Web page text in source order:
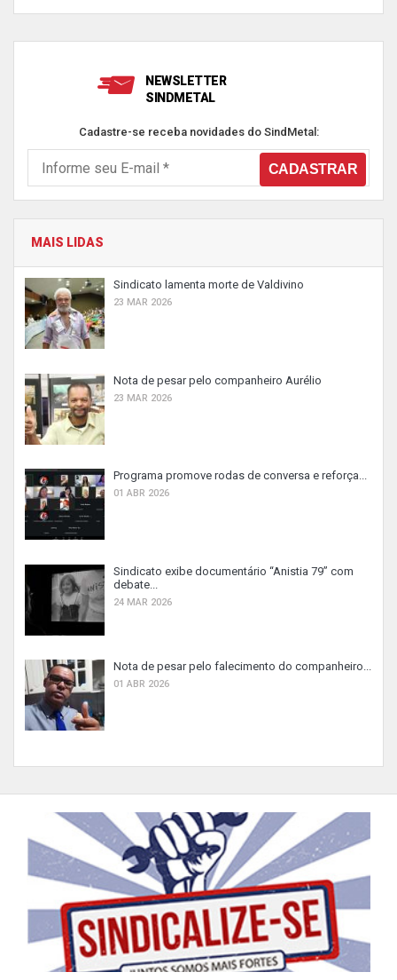
NEWSLETTER
SINDMETAL
Cadastre-se receba novidades do SindMetal:
MAIS LIDAS
Sindicato lamenta morte de Valdivino
23 MAR 2026
Nota de pesar pelo companheiro Aurélio
23 MAR 2026
Programa promove rodas de conversa e reforça...
01 ABR 2026
Sindicato exibe documentário “Anistia 79” com
debate...
24 MAR 2026
Nota de pesar pelo falecimento do companheiro...
01 ABR 2026